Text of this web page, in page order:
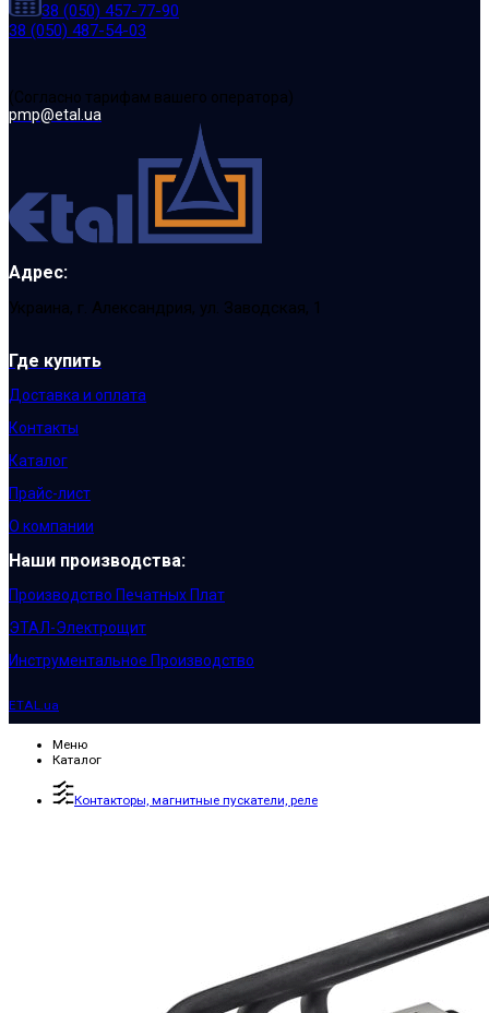
38 (050) 457-77-90
38 (050) 487-54-03
(Cогласно тарифам вашего оператора)
pmp@etal.ua
Адрес:
Украина, г. Александрия, ул. Заводская, 1
Где купить
Доставка и оплата
Контакты
Каталог
Прайс-лист
О компании
Наши производства:
Производство Печатных Плат
ЭТАЛ-Электрощит
Инструментальное Производство
ETAL.ua
Меню
Каталог
Контакторы, магнитные пускатели, реле